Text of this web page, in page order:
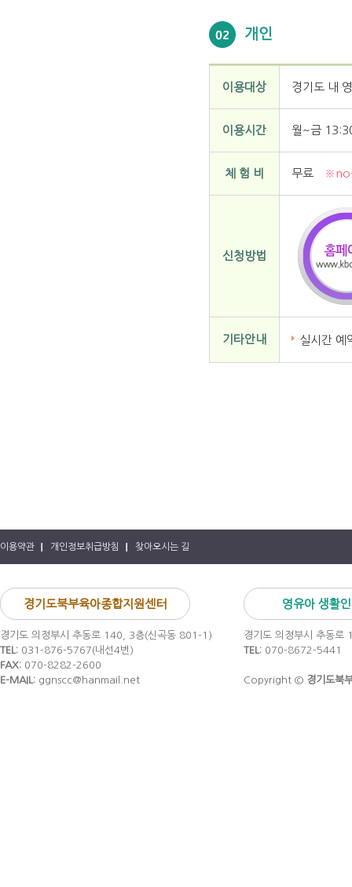
개인
이용대상 경기도 내
이용시간 월~금
체 험 비 무료 ※no-
신청방법
기타안내 실시간 예
이용약관 개인정보취급방침 찾아오시는 길
경기도북부육아종합지원센터
경기도 의정부시 추동로 140, 3층(신곡동 801-1)
TEL: 031-876-5767(내선4번)
FAX: 070-8282-2600
E-MAIL: ggnscc@hanmail.net
영유아 생활
경기도 의정부시 추동
TEL: 070-8672-5441
Copyright © 경기도북